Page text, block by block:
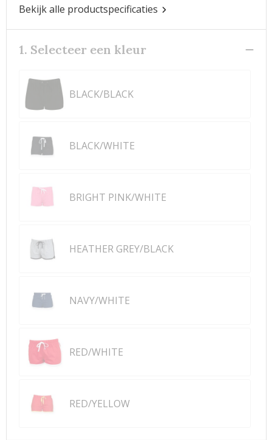
Bekijk alle productspecificaties
1. Selecteer een kleur
BLACK/BLACK
BLACK/WHITE
BRIGHT PINK/WHITE
HEATHER GREY/BLACK
NAVY/WHITE
RED/WHITE
RED/YELLOW